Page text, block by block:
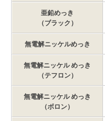
亜鉛めっき
（ブラック）
無電解ニッケルめっき
無電解ニッケル めっき
（テフロン）
無電解ニッケル めっき
（ボロン）